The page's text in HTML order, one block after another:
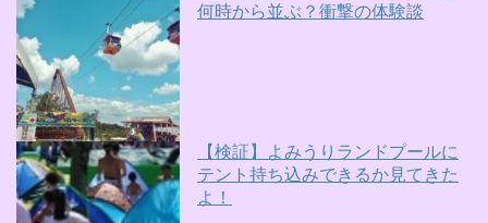
何時から並ぶ？衝撃の体験談
【検証】よみうりランドプールに
テント持ち込みできるか見てきた
よ！